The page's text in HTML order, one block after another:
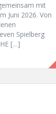
mit
Juni 2026. Von
Spielberg
[…]